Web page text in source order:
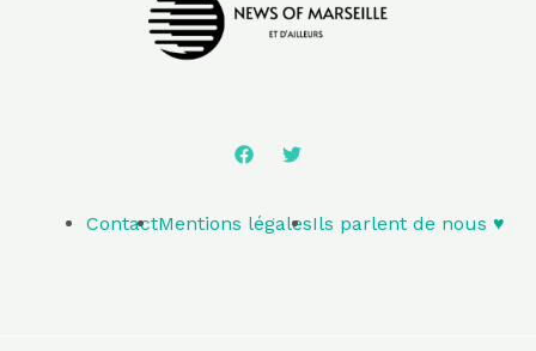
ContactMentions légalesIls parlent de nous ♥️